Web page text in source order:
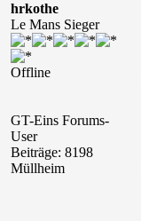
hrkothe
Le Mans Sieger
Offline
GT-Eins Forums-
User
Beiträge: 8198
Müllheim